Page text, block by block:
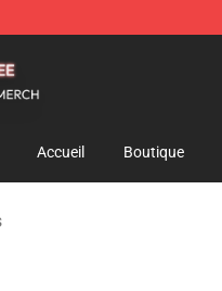
Accueil Boutique